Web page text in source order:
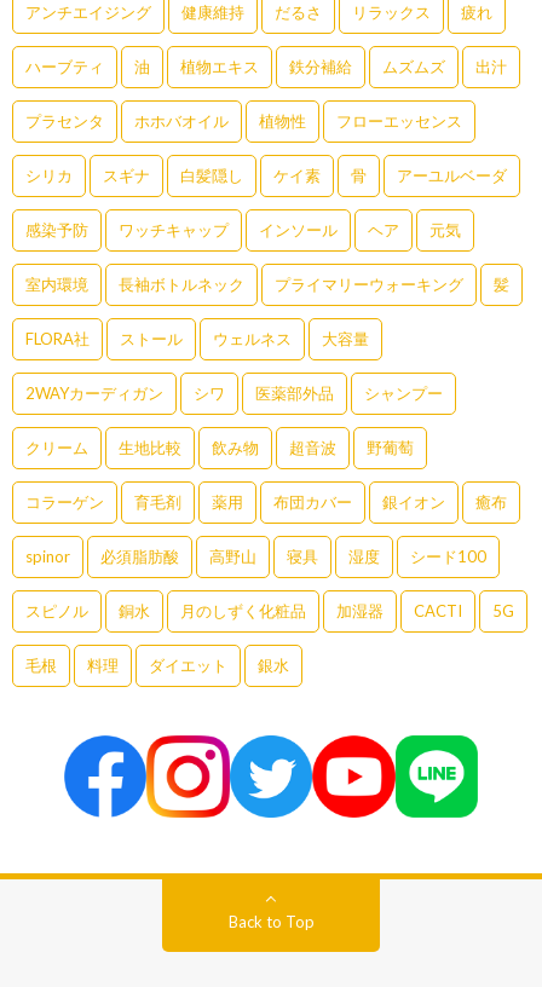
アンチエイジング 健康維持 だるさ リラックス 疲れ
ハーブティ 油 植物エキス 鉄分補給 ムズムズ 出汁
プラセンタ ホホバオイル 植物性 フローエッセンス
シリカ スギナ 白髪隠し ケイ素 骨 アーユルベーダ
感染予防 ワッチキャップ インソール ヘア 元気
室内環境 長袖ボトルネック プライマリーウォーキング 髪
FLORA社 ストール ウェルネス 大容量
2WAYカーディガン シワ 医薬部外品 シャンプー
クリーム 生地比較 飲み物 超音波 野葡萄
コラーゲン 育毛剤 薬用 布団カバー 銀イオン 癒布
spinor 必須脂肪酸 高野山 寝具 湿度 シード100
スピノル 銅水 月のしずく化粧品 加湿器 CACTI 5G
毛根 料理 ダイエット 銀水
Back to Top